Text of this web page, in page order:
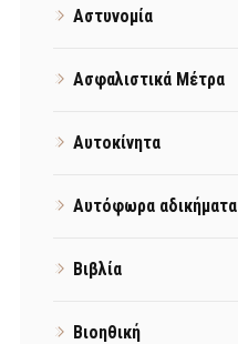
Αστυνομία
Ασφαλιστικά Μέτρα
Αυτοκίνητα
Αυτόφωρα αδικήματα
Βιβλία
Βιοηθική